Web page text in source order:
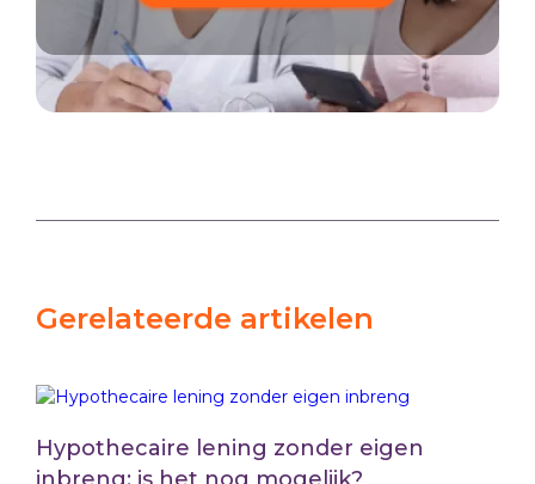
Gerelateerde artikelen
Hypothecaire lening zonder eigen